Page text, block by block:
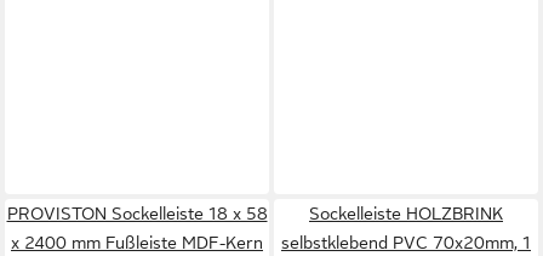
PROVISTON Sockelleiste 18 x 58
x 2400 mm Fußleiste MDF-Kern
Sockelleiste HOLZBRINK
selbstklebend PVC 70x20mm, 1